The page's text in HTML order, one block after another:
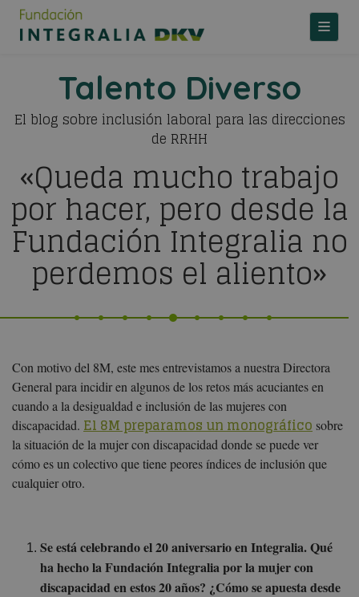
Talento Diverso
El blog sobre inclusión laboral para las direcciones
de RRHH
«Queda mucho trabajo
por hacer, pero desde la
Fundación Integralia no
perdemos el aliento»
Con motivo del 8M, este mes entrevistamos a nuestra Directora
General para incidir en algunos de los retos más acuciantes en
cuando a la desigualdad e inclusión de las mujeres con
discapacidad. El 8M preparamos un monográfico sobre
la situación de la mujer con discapacidad donde se puede ver
cómo es un colectivo que tiene peores índices de inclusión que
cualquier otro.
Se está celebrando el 20 aniversario en Integralia. Qué
ha hecho la Fundación Integralia por la mujer con
discapacidad en estos 20 años? ¿Cómo se apuesta desde